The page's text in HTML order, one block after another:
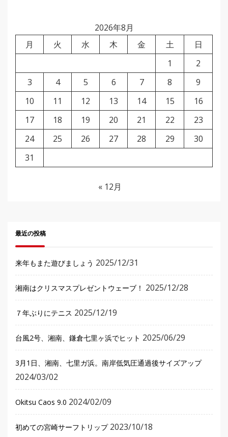
2026年8月
月
火 水 木 金 土
日
1
2
3
4 5 6 7 8
9
10
11 12 13 14 15
16
17
18 19 20 21 22
23
24
25 26 27 28 29
30
31
« 12月
最近の投稿
来年もまた遊びましょう 2025/12/31
湘南はクリスマスプレゼントウェーブ！ 2025/12/28
７年ぶりにテニス 2025/12/19
台風2号、湘南、鎌倉七里ヶ浜でヒット 2025/06/29
3月1日、湘南、七里ガ浜。南岸低気圧通過後サイズアップ
2024/03/02
Okitsu Caos 9.0 2024/02/09
初めての宮崎サーフトリップ 2023/10/18